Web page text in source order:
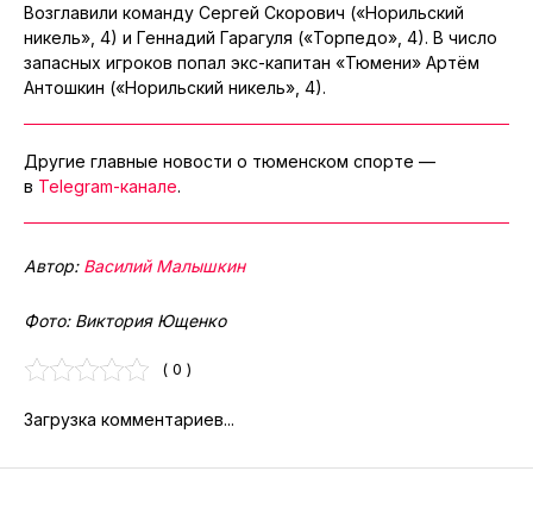
Возглавили команду Сергей Скорович («Норильский
никель», 4) и Геннадий Гарагуля («Торпедо», 4). В число
запасных игроков попал экс-капитан «Тюмени» Артём
Антошкин («Норильский никель», 4).
Другие главные новости о тюменском спорте —
в Telegram-канале.
Автор: Василий Малышкин
Фото: Виктория Ющенко
( 0 )
Загрузка комментариев...